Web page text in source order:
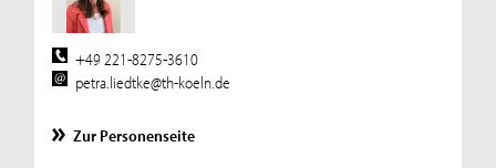
+49 221-8275-3610
petra.liedtke@th-koeln.de
Zur Personenseite